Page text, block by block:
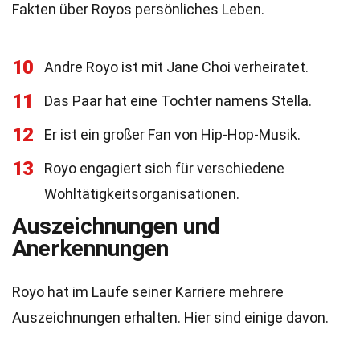
Fakten über Royos persönliches Leben.
10 Andre Royo ist mit Jane Choi verheiratet.
11 Das Paar hat eine Tochter namens Stella.
12 Er ist ein großer Fan von Hip-Hop-Musik.
13
Royo engagiert sich für verschiedene
Wohltätigkeitsorganisationen.
Auszeichnungen und
Anerkennungen
Royo hat im Laufe seiner Karriere mehrere
Auszeichnungen erhalten. Hier sind einige davon.